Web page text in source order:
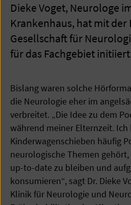
Dieke Voget, Neurologe
Krankenhaus, hat mit der
Gesellschaft für
für das Fachgebiet
Bislang waren solche
die Neurologie eher im
verbreitet. „Die Idee zu dem
während meiner Elternzeit. Ich
Kinderwagenschieben häufig
neurologische Themen
up-to-date zu bleiben und
konsumieren“, sagt Dr. Dieke
Klinik für Neurologie und